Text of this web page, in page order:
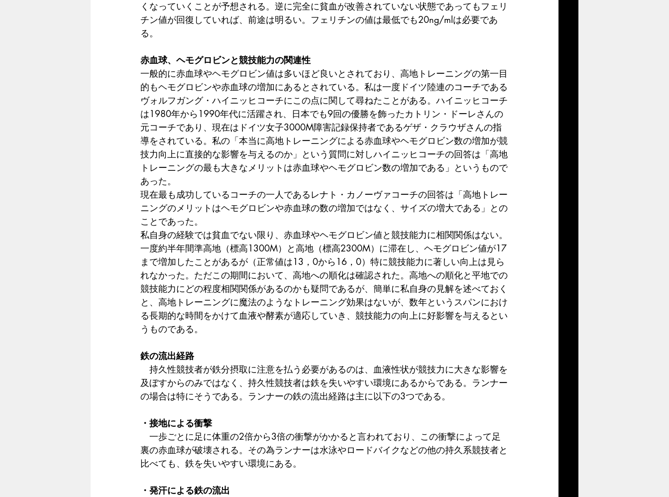
くなっていくことが予想される。逆に完全に貧血が改善されていない状態であってもフェリ
チン値が回復していれば、前途は明るい。フェリチンの値は最低でも20ng/mlは必要であ
る。
赤血球、ヘモグロビンと競技能力の関連性
一般的に赤血球やヘモグロビン値は多いほど良いとされており、高地トレーニングの第一目
的もヘモグロビンや赤血球の増加にあるとされている。私は一度ドイツ陸連のコーチである
ヴォルフガング・ハイニッヒコーチにこの点に関して尋ねたことがある。ハイニッヒコーチ
は1980年から1990年代に活躍され、日本でも9回の優勝を飾ったカトリン・ドーレさんの
元コーチであり、現在はドイツ女子3000M障害記録保持者であるゲザ・クラウザさんの指
導をされている。私の「本当に高地トレーニングによる赤血球やヘモグロビン数の増加が競
技力向上に直接的な影響を与えるのか」という質問に対しハイニッヒコーチの回答は「高地
トレーニングの最も大きなメリットは赤血球やヘモグロビン数の増加である」というもので
あった。
現在最も成功しているコーチの一人であるレナト・カノーヴァコーチの回答は「高地トレー
ニングのメリットはヘモグロビンや赤血球の数の増加ではなく、サイズの増大である」との
ことであった。
私自身の経験では貧血でない限り、赤血球やヘモグロビン値と競技能力に相関関係はない。
一度約半年間準高地（標高1300M）と高地（標高2300M）に滞在し、ヘモグロビン値が17
まで増加したことがあるが（正常値は13，0から16，0）特に競技能力に著しい向上は見ら
れなかった。ただこの期間において、高地への順化は確認された。高地への順化と平地での
競技能力にどの程度相関関係があるのかも疑問であるが、簡単に私自身の見解を述べておく
と、高地トレーニングに魔法のようなトレーニング効果はないが、数年というスパンにおけ
る長期的な時間をかけて血液や酵素が適応していき、競技能力の向上に好影響を与えるとい
うものである。
鉄の流出経路
持久性競技者が鉄分摂取に注意を払う必要があるのは、血液性状が競技力に大きな影響を
及ぼすからのみではなく、持久性競技者は鉄を失いやすい環境にあるからである。ランナー
の場合は特にそうである。ランナーの鉄の流出経路は主に以下の3つである。
・接地による衝撃
一歩ごとに足に体重の2倍から3倍の衝撃がかかると言われており、この衝撃によって足
裏の赤血球が破壊される。その為ランナーは水泳やロードバイクなどの他の持久系競技者と
比べても、鉄を失いやすい環境にある。
・発汗による鉄の流出